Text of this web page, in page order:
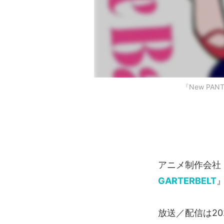
『New
アニメ制作会社
GARTERBELT
放送／配信は